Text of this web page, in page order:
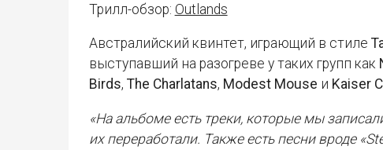
Трилл-обзор: Outlands
Австралийский квинтет, играющий в стиле
выступавший на разогреве у таких групп как
Birds, The Charlatans, Modest Mouse и Kaiser
«На альбоме есть треки, которые мы
их переработали. Также есть песни вроде